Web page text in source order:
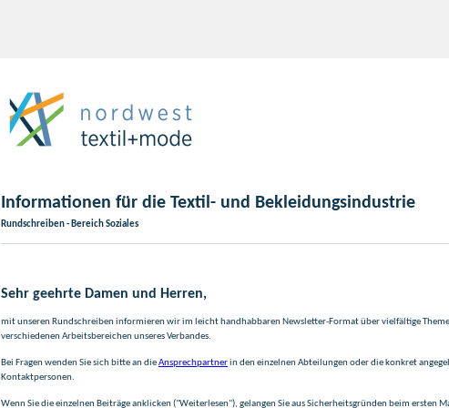
Informationen für die Textil- und Bekleidungsindustrie
Rundschreiben - Bereich Soziales
Sehr geehrte Damen und Herren,
mit unseren Rundschreiben informieren wir im leicht handhabbaren Newsletter-Format über vielfältige
verschiedenen Arbeitsbereichen unseres Verbandes.
Bei Fragen wenden Sie sich bitte an dieAnsprechpartnerin den einzelnen Abteilungen oder die konkret
Kontaktpersonen.
Wenn Sie die einzelnen Beiträge anklicken ("Weiterlesen"), gelangen Sie aus Sicherheitsgründen beim ersten